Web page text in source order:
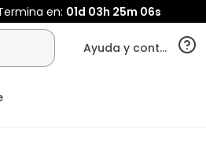
en: 01d 03h 25m 04s
Ayuda y contacto